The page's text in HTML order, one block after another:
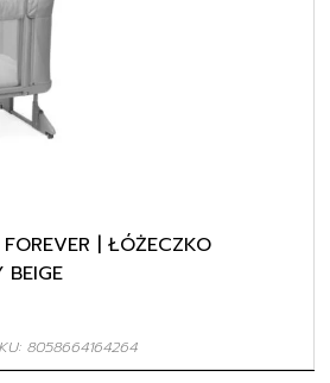
| ŁÓŻECZKO
BEIGE
8058664164264